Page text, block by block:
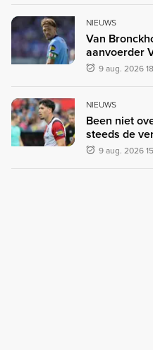
NIEUWS
Van
aanvoerder
9 aug. 2026
NIEUWS
Been niet
steeds de
9 aug. 2026